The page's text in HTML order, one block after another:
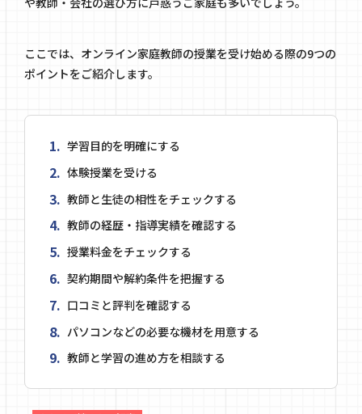
ここでは、オンライン家庭教師の授業を受け始める際の9つの
ポイントをご紹介します。
学習目的を明確にする
体験授業を受ける
教師と生徒の相性をチェックする
教師の経歴・指導実績を確認する
授業料金をチェックする
契約期間や解約条件を把握する
口コミと評判を確認する
パソコンなどの必要な機材を用意する
教師と学習の進め方を相談する